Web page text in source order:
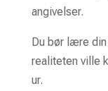
angivelser.
Du bør lære
realiteten ville
ur.